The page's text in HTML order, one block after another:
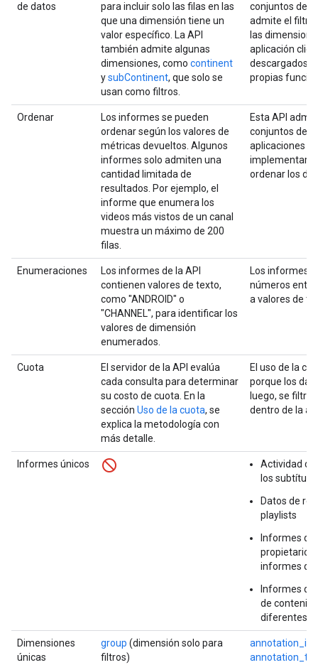
de datos
para incluir solo las filas en las
que una dimensión tiene un
valor específico. La API
también admite algunas
dimensiones, como continent
ysubContinent, que solo se
usan como filtros.
conjuntos de
admite el
las
aplicación
descargados
propias
Ordenar
Los informes se pueden
ordenar según los valores de
métricas devueltos. Algunos
informes solo admiten una
cantidad limitada de
resultados. Por ejemplo, el
informe que enumera los
videos más vistos de un canal
muestra un máximo de 200
filas.
Esta API
conjuntos de
aplicaciones
implementar
ordenar los
Enumeraciones
Los informes de la API
contienen valores de texto,
como "ANDROID" o
"CHANNEL", para identificar los
valores de dimensión
enumerados.
Los informes
números
a valores de
Cuota
El servidor de la API evalúa
cada consulta para determinar
su costo de cuota. En la
sección Uso de la cuota, se
explica la metodología con
más detalle.
El uso de la
porque los
luego, se
dentro de la
Informes únicos
Actividad
los
Datos de
playlists
Informes
propietarios
informes
Informes
de
diferentes
Dimensiones
únicas
group (dimensión solo para
filtros)
annotation_id